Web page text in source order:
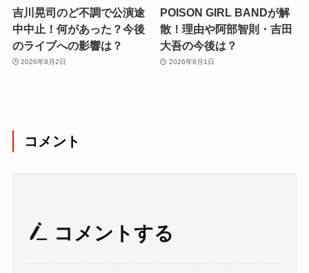
吉川晃司のど不調で公演途
中中止！何があった？今後
のライブへの影響は？
2026年8月2日
POISON GIRL BANDが解
散！理由や阿部智則・吉田
大吾の今後は？
2026年8月1日
コメント
コメントする